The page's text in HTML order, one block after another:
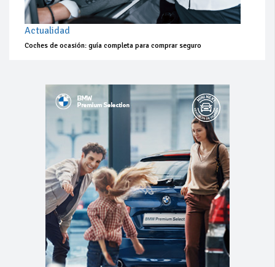
Actualidad
Coches de ocasión: guía completa para comprar seguro